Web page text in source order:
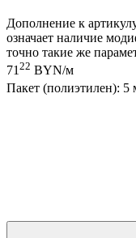
Дополнение к
означает наличие
точно такие же
71 22 BYN/м
Пакет (полиэтилен):